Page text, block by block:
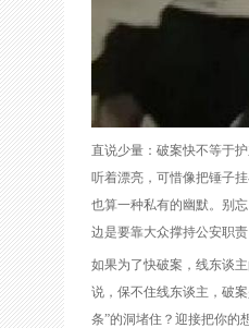
直说少量：破案快不等于
听着漂亮，可惜像把锤子
也算一种私有的幽默。别
边是要靠大众撑持公安职
如果为了快破案，线东谈
说，保不住线东谈主，破
条”的洞堵住？迎接把你的